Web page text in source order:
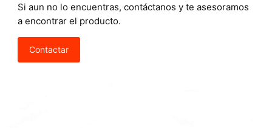
Si aun no lo encuentras, contáctanos y te asesoramos
a encontrar el producto.
Contactar